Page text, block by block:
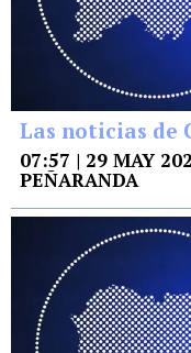
Las noticias de
07:57 | 29 MAY
PEÑARANDA